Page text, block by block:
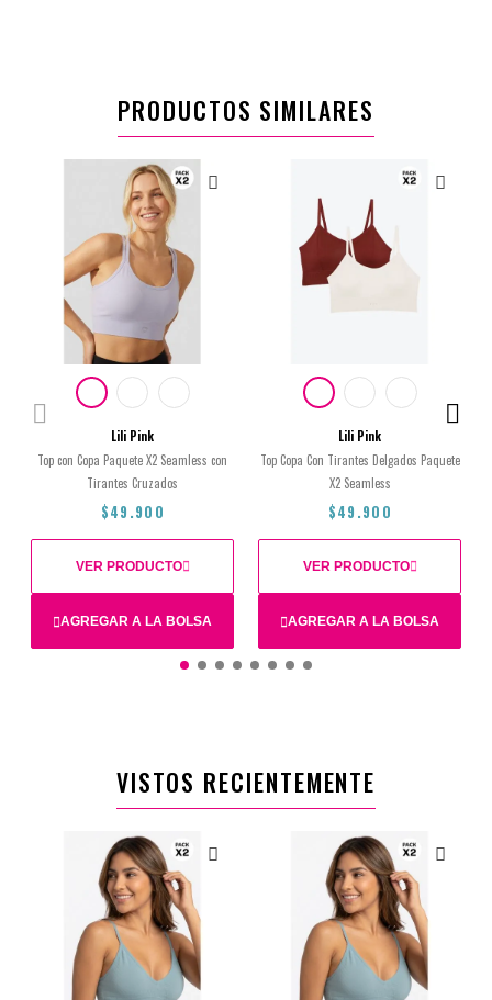
PRODUCTOS SIMILARES
Lili Pink
Top con Copa Paquete X2 Seamless con
Tirantes Cruzados
$49.900
AGREGAR A LA BOLSA
VER PRODUCTO
$49.900
Lili Pink
Top Copa Con Tirantes Delgados Paquete
X2 Seamless
$49.900
AGREGAR A LA BOLSA
VER PRODUCTO
$49.900
VISTOS RECIENTEMENTE